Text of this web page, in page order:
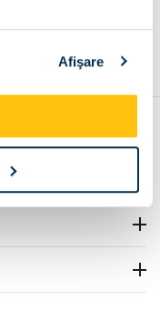
Afişare